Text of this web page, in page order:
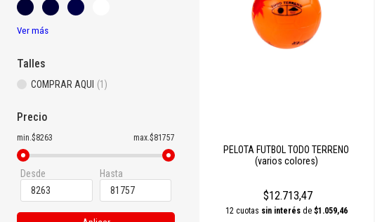
Ver más
Talles
COMPRAR AQUI (1)
Precio
min.$8263 max.$81757
Desde Hasta
PELOTA FUTBOL TODO TERRENO
(varios colores)
$12.713,47
12 cuotas sin interésde $1.059,46